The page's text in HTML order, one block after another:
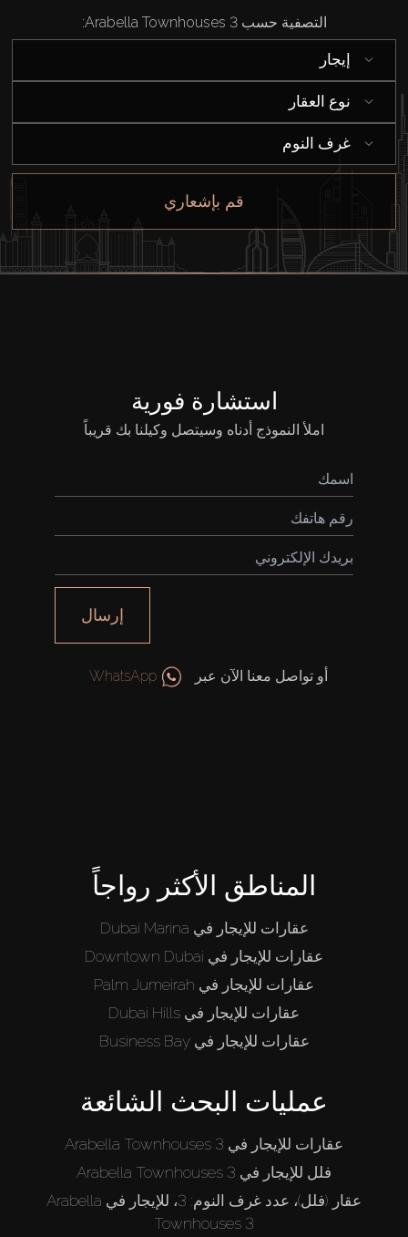
التصفية حسب Arabella Townhouses 3:
إيجار
نوع العقار
غرف النوم
قم بإشعاري
استشارة فورية
املأ النموذج أدناه وسيتصل وكيلنا بك قريباً
إرسال
أو تواصل معنا الآن عبر WhatsApp
المناطق الأكثر رواجاً
عقارات للإيجار في Dubai Marina
عقارات للإيجار في Downtown Dubai
عقارات للإيجار في Palm Jumeirah
عقارات للإيجار في Dubai Hills
عقارات للإيجار في Business Bay
عمليات البحث الشائعة
عقارات للإيجار في Arabella Townhouses 3
فلل للإيجار في Arabella Townhouses 3
عقار (فلل)، عدد غرف النوم: 3، للإيجار في Arabella
Townhouses 3